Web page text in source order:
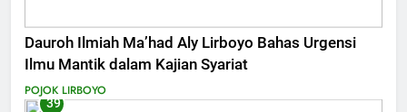
Dauroh Ilmiah Ma’had Aly Lirboyo Bahas Urgensi
Ilmu Mantik dalam Kajian Syariat
POJOK LIRBOYO
39